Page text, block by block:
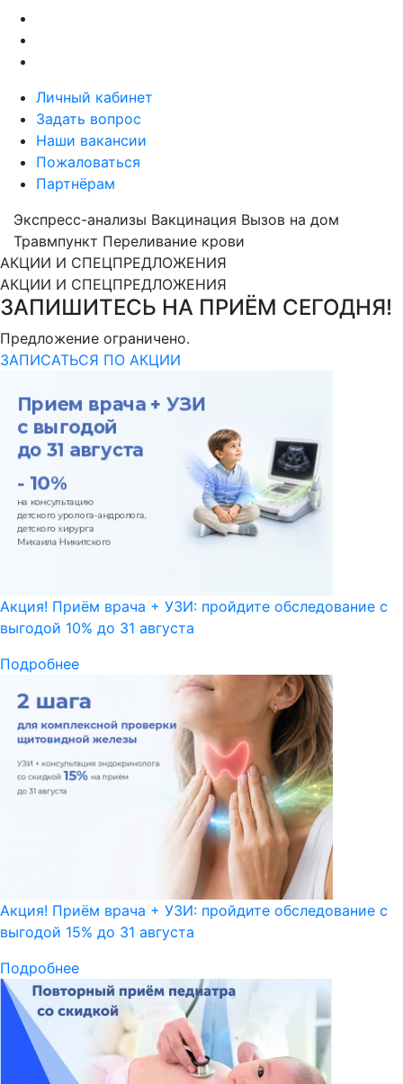
Личный кабинет
Задать вопрос
Наши вакансии
Пожаловаться
Партнёрам
Экспресс-анализы Вакцинация Вызов на дом
Травмпункт Переливание крови
АКЦИИ И СПЕЦПРЕДЛОЖЕНИЯ
АКЦИИ И СПЕЦПРЕДЛОЖЕНИЯ
ЗАПИШИТЕСЬ НА ПРИЁМ СЕГОДНЯ!
Предложение ограничено.
ЗАПИСАТЬСЯ ПО АКЦИИ
Акция! Приём врача + УЗИ: пройдите обследование с
выгодой 10% до 31 августа
Подробнее
Акция! Приём врача + УЗИ: пройдите обследование с
выгодой 15% до 31 августа
Подробнее